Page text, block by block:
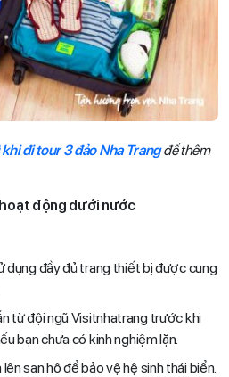
đi tour 3 đảo Nha Trangđể thêm
động dưới nước
dụng đầy đủ trang thiết bị được cung
từ đội ngũ Visitnhatrang trước khi
bạn chưa có kinh nghiệm lặn.
san hô để bảo vệ hệ sinh thái biển.